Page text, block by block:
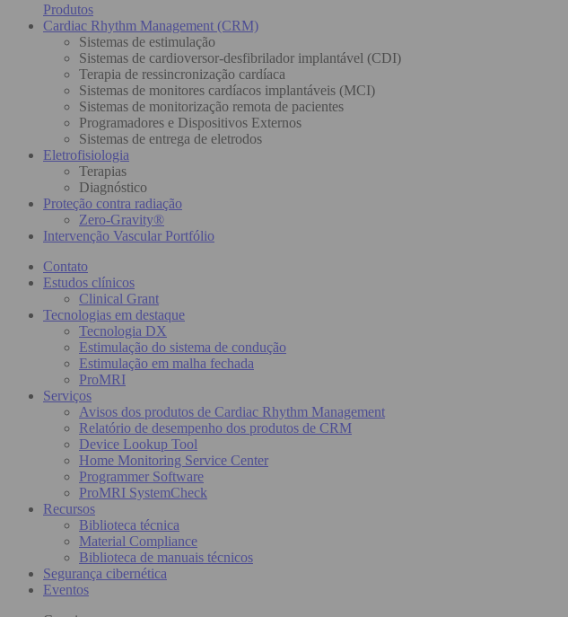
Produtos
Cardiac Rhythm Management (CRM)
Sistemas de estimulação
Sistemas de cardioversor-desfibrilador implantável (CDI)
Terapia de ressincronização cardíaca
Sistemas de monitores cardíacos implantáveis (MCI)
Sistemas de monitorização remota de pacientes
Programadores e Dispositivos Externos
Sistemas de entrega de eletrodos
Eletrofisiologia
Terapias
Diagnóstico
Proteção contra radiação
Zero-Gravity®
Intervenção Vascular Portfólio
Contato
Estudos clínicos
Clinical Grant
Tecnologias em destaque
Tecnologia DX
Estimulação do sistema de condução
Estimulação em malha fechada
ProMRI
Serviços
Avisos dos produtos de Cardiac Rhythm Management
Relatório de desempenho dos produtos de CRM
Device Lookup Tool
Home Monitoring Service Center
Programmer Software
ProMRI SystemCheck
Recursos
Biblioteca técnica
Material Compliance
Biblioteca de manuais técnicos
Segurança cibernética
Eventos